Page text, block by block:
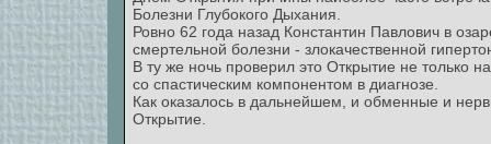
Болезни Глубокого Дыхания.
Ровно 62 года назад Константин Павлович в
смертельной болезни - злокачественной
В ту же ночь проверил это Открытие не только
со спастическим компонентом в диагнозе.
Как оказалось в дальнейшем, и обменные и
Открытие.